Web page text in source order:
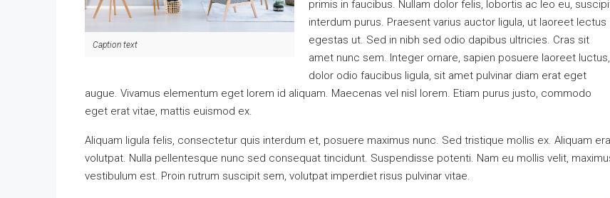
Caption text
primis in faucibus. Nullam dolor felis, lobortis ac leo eu,
interdum purus. Praesent varius auctor ligula, ut laoreet lectus
egestas ut. Sed in nibh sed odio dapibus ultricies. Cras sit
amet nunc sem. Integer ornare, sapien posuere laoreet luctus,
dolor odio faucibus ligula, sit amet pulvinar diam erat eget
augue. Vivamus elementum eget lorem id aliquam. Maecenas vel nisl lorem. Etiam purus justo, commodo
eget erat vitae, mattis euismod ex.
Aliquam ligula felis, consectetur quis interdum et, posuere maximus nunc. Sed tristique mollis ex. Aliquam
volutpat. Nulla pellentesque nunc sed consequat tincidunt. Suspendisse potenti. Nam eu mollis velit,
vestibulum est. Proin rutrum suscipit sem, volutpat imperdiet risus pulvinar vitae.